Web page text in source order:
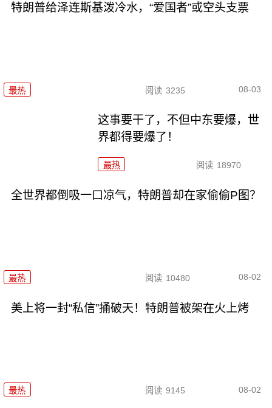
特朗普给泽连斯基泼冷水，“爱国者”或空头支票
最热 阅读 3235 08-03
这事要干了，不但中东要爆，世
界都得要爆了！
最热 阅读 18970
全世界都倒吸一口凉气，特朗普却在家偷偷P图？
最热 阅读 10480 08-02
美上将一封“私信”捅破天！特朗普被架在火上烤
最热 阅读 9145 08-02